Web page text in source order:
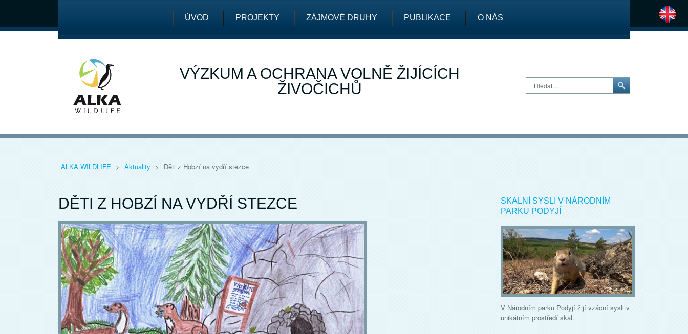
ÚVOD PROJEKTY ZÁJMOVÉ DRUHY PUBLIKACE O NÁS
VÝZKUM A OCHRANA VOLNĚ ŽIJÍCÍCH
ŽIVOČICHŮ
Hledat…
ALKA WILDLIFE > Aktuality > Děti z Hobzí na vydří stezce
DĚTI Z HOBZÍ NA VYDŘÍ STEZCE
SKALNÍ SYSLI V NÁRODNÍM
PARKU PODYJÍ
V Národním parku Podyjí žijí vzácní sysli v
unikátním prostředí skal.